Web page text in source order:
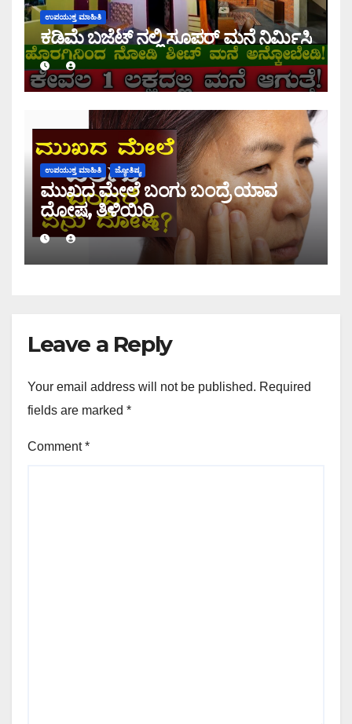
ಉಪಯುಕ್ತ ಮಾಹಿತಿ
ಕಡಿಮೆ ಬಜೆಟ್ ನಲ್ಲಿ ಸೂಪರ್ ಮನೆ ನಿರ್ಮಿಸಿ
ಉಪಯುಕ್ತ ಮಾಹಿತಿ ಜ್ಯೋತಿಷ್ಯ
ಮುಖದ ಮೇಲೆ ಬಂಗು ಬಂದ್ರೆ ಯಾವ
ದೋಷ, ತಿಳಿಯಿರಿ
Leave a Reply
Your email address will not be published. Required
fields are marked *
Comment*